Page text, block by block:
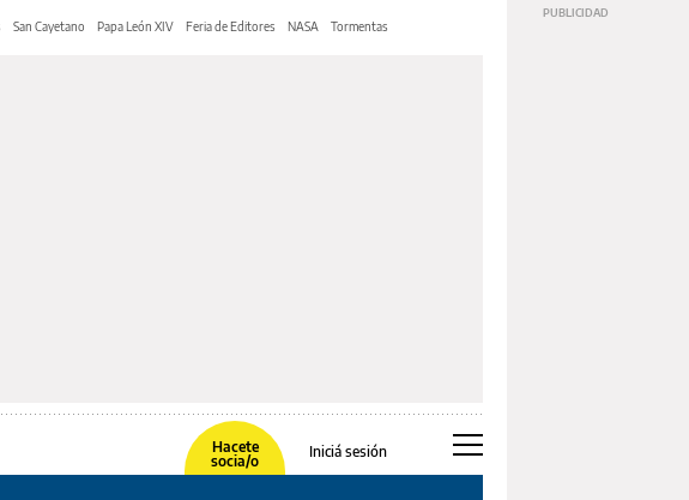
San Cayetano Papa León XIV Feria de Editores NASA Tormentas
Hacete
socia/o
Iniciá sesión